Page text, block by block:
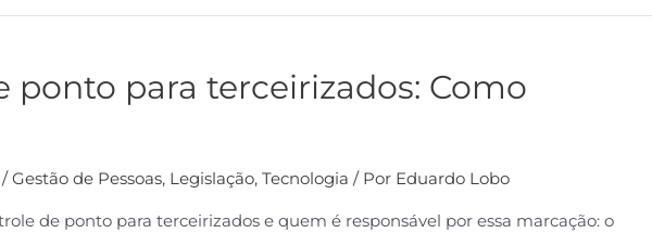
ponto para terceirizados: Como
/Gestão de Pessoas, Legislação, Tecnologia / Por Eduardo Lobo
de ponto para terceirizados e quem é responsável por essa marcação: o